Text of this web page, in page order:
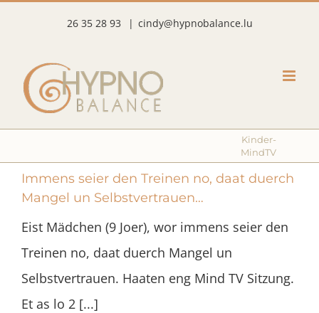
content
26 35 28 93 | cindy@hypnobalance.lu
Kinder-
MindTV
Immens seier den Treinen no, daat duerch
Mangel un Selbstvertrauen…
Eist Mädchen (9 Joer), wor immens seier den
Treinen no, daat duerch Mangel un
Selbstvertrauen. Haaten eng Mind TV Sitzung.
Et as lo 2 [...]